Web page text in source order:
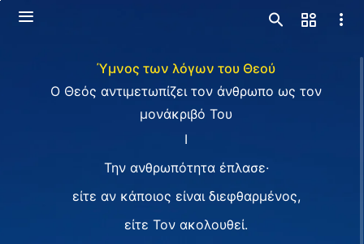
Ύμνος των λόγων του Θεού
Ο Θεός αντιμετωπίζει τον άνθρωπο ως τον
μονάκριβό Του
I
Την ανθρωπότητα έπλασε·
είτε αν κάποιος είναι διεφθαρμένος,
είτε Τον ακολουθεί.